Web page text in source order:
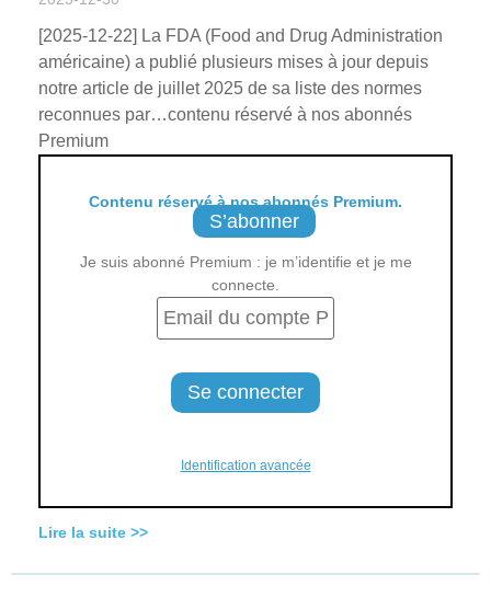
[2025-12-22] La FDA (Food and Drug Administration
américaine) a publié plusieurs mises à jour depuis
notre article de juillet 2025 de sa liste des normes
reconnues par…contenu réservé à nos abonnés
Premium
Contenu réservé à nos abonnés Premium.
S’abonner
Je suis abonné Premium : je m’identifie et je me
connecte.
Identification avancée
Lire la suite >>